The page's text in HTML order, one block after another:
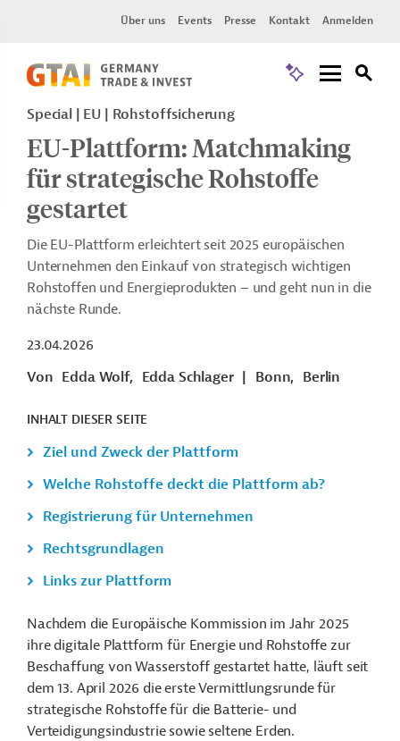
Über uns Events Presse Kontakt Anmelden
Special EU Rohstoffsicherung
EU-Plattform: Matchmaking
für strategische Rohstoffe
gestartet
Die EU-Plattform erleichtert seit 2025 europäischen
Unternehmen den Einkauf von strategisch wichtigen
Rohstoffen und Energieprodukten – und geht nun in die
nächste Runde.
23.04.2026
Von Edda Wolf, Edda Schlager Bonn, Berlin
INHALT DIESER SEITE
Ziel und Zweck der Plattform
Welche Rohstoffe deckt die Plattform ab?
Registrierung für Unternehmen
Rechtsgrundlagen
Links zur Plattform
Nachdem die Europäische Kommission im Jahr 2025
ihre digitale Plattform für Energie und Rohstoffe zur
Beschaffung von Wasserstoff gestartet hatte, läuft seit
dem 13. April 2026 die erste Vermittlungsrunde für
strategische Rohstoffe für die Batterie- und
Verteidigungsindustrie sowie seltene Erden.